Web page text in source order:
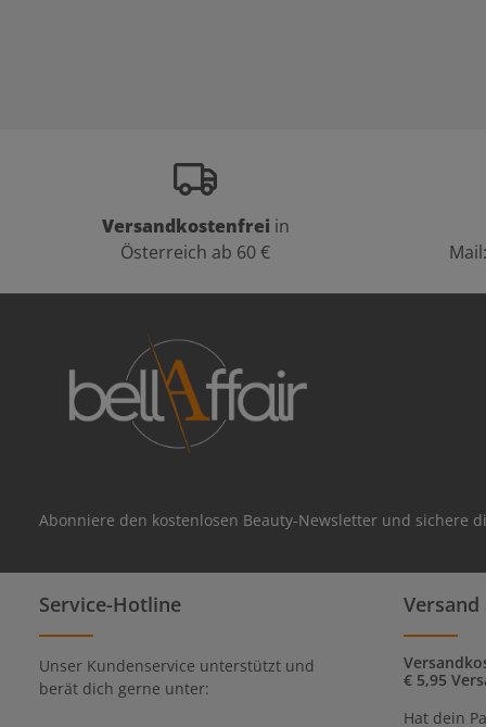
Versandkostenfrei in
Österreich ab 60 €
Mail:
Abonniere den kostenlosen Beauty-Newsletter und sichere
Service-Hotline
Unser Kundenservice unterstützt und
berät dich gerne unter:
€ 5,95
Hat dein